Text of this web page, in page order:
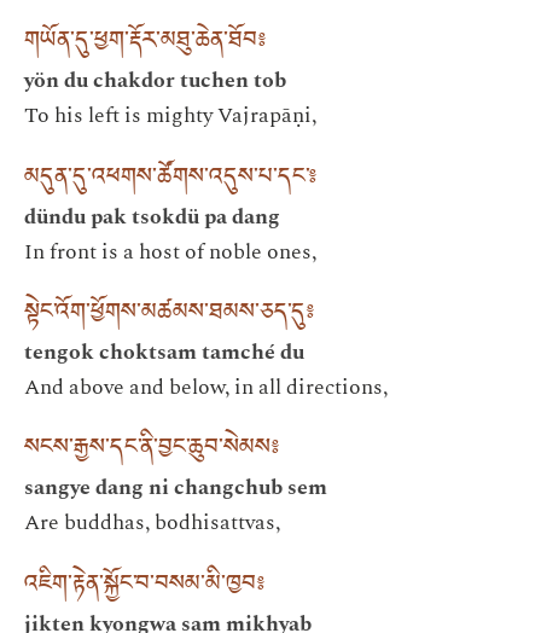
གཡོན་དུ་ཕྱག་རྡོར་མཐུ་ཆེན་ཐོབ༔
yön du chakdor tuchen tob
To his left is mighty Vajrapāṇi,
མདུན་དུ་འཕགས་ཚོགས་འདུས་པ་དང་༔
dündu pak tsokdü pa dang
In front is a host of noble ones,
སྟེང་འོག་ཕྱོགས་མཚམས་ཐམས་ཅད་དུ༔
tengok choktsam tamché du
And above and below, in all directions,
སངས་རྒྱས་དང་ནི་བྱང་ཆུབ་སེམས༔
sangye dang ni changchub sem
Are buddhas, bodhisattvas,
འཇིག་རྟེན་སྐྱོང་བ་བསམ་མི་ཁྱབ༔
jikten kyongwa sam mikhyab